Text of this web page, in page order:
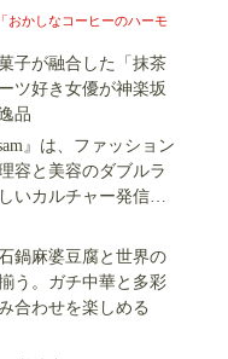
おかしなコーヒーのハーモ
子が融合した「抹茶
ツ好き女優が神楽坂
品
』は、ファッション
容と美容のダブルラ
いカルチャー発信基
鍋麻婆豆腐と世界の
う。ガチ中華と多彩
合わせを楽しめる